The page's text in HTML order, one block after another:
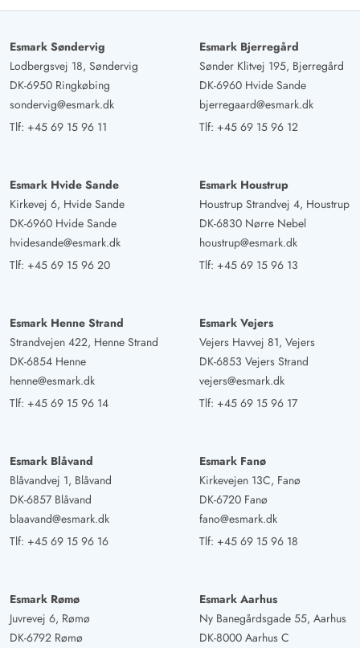
Esmark Søndervig
Lodbergsvej 18, Søndervig
DK-6950 Ringkøbing
sondervig@esmark.dk
Tlf: +45 69 15 96 11
Esmark Bjerregård
Sønder Klitvej 195, Bjerregård
DK-6960 Hvide Sande
bjerregaard@esmark.dk
Tlf: +45 69 15 96 12
Esmark Hvide Sande
Kirkevej 6, Hvide Sande
DK-6960 Hvide Sande
hvidesande@esmark.dk
Tlf: +45 69 15 96 20
Esmark Houstrup
Houstrup Strandvej 4, Houstrup
DK-6830 Nørre Nebel
houstrup@esmark.dk
Tlf: +45 69 15 96 13
Esmark Henne Strand
Strandvejen 422, Henne Strand
DK-6854 Henne
henne@esmark.dk
Tlf: +45 69 15 96 14
Esmark Vejers
Vejers Havvej 81, Vejers
DK-6853 Vejers Strand
vejers@esmark.dk
Tlf: +45 69 15 96 17
Esmark Blåvand
Blåvandvej 1, Blåvand
DK-6857 Blåvand
blaavand@esmark.dk
Tlf: +45 69 15 96 16
Esmark Fanø
Kirkevejen 13C, Fanø
DK-6720 Fanø
fano@esmark.dk
Tlf: +45 69 15 96 18
Esmark Rømø
Juvrevej 6, Rømø
DK-6792 Rømø
Esmark Aarhus
Ny Banegårdsgade 55, Aarhus
DK-8000 Aarhus C